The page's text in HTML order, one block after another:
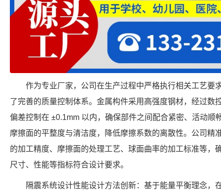
作为专业厂家，公司在生产过程中严格执行相关工艺要
了完善的质量控制体系。金属构件采用高强度钢材，经过数
偏差控制在 ±0.1mm 以内，确保部件之间配合紧密、活动顺
摩擦面的平整度与清洁度，降低摩擦系数的离散性。公司精
的加工精度、摩擦面的处理工艺、球面曲率的加工标准等，
尺寸、性能等指标符合设计要求。
隔震系统设计性能设计方法创新：基于能量平衡理念，